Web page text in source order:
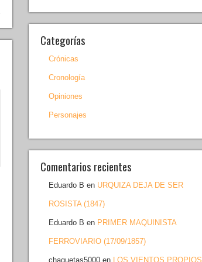
Categorías
Crónicas
Cronología
Opiniones
Personajes
Comentarios recientes
Eduardo B en URQUIZA DEJA DE SER
ROSISTA (1847)
Eduardo B en PRIMER MAQUINISTA
FERROVIARIO (17/09/1857)
chaquetas5000 en LOS VIENTOS PROPIOS